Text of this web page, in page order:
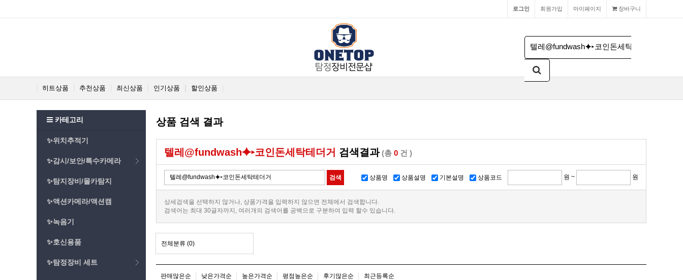
장바구니
마이페이지
회원가입
로그인
히트상품 추천상품 최신상품 인기상품 할인상품
카테고리
✨위치추적기
✨감시/보안/특수카메라
✨탐지장비/몰카탐지
✨액션카메라/액션캠
✨녹음기
✨호신용품
✨탐정장비 세트
상품 검색 결과
텔레@fundwash⯌▸코인돈세탁테더거 검색결과(총 0 건 )
상품명 상품설명 기본설명 상품코드 원 ~ 원
상세검색을 선택하지 않거나, 상품가격을 입력하지 않으면 전체에서 검색합니다.
검색어는 최대 30글자까지, 여러개의 검색어를 공백으로 구분하여 입력 할수 있습니다.
전체분류 (0)
판매많은순 낮은가격순 높은가격순 평점높은순 후기많은순 최근등록순